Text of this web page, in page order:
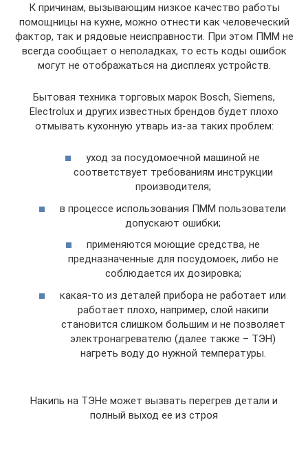
К причинам, вызывающим низкое качество работы
помощницы на кухне, можно отнести как человеческий
фактор, так и рядовые неисправности. При этом ПММ не
всегда сообщает о неполадках, то есть коды ошибок
могут не отображаться на дисплеях устройств.
Бытовая техника торговых марок Bosch, Siemens,
Electrolux и других известных брендов будет плохо
отмывать кухонную утварь из-за таких проблем:
уход за посудомоечной машиной не
соответствует требованиям инструкции
производителя;
в процессе использования ПММ пользователи
допускают ошибки;
применяются моющие средства, не
предназначенные для посудомоек, либо не
соблюдается их дозировка;
какая-то из деталей прибора не работает или
работает плохо, например, слой накипи
становится слишком большим и не позволяет
электронагревателю (далее также – ТЭН)
нагреть воду до нужной температуры.
Накипь на ТЭНе может вызвать перегрев детали и
полный выход ее из строя